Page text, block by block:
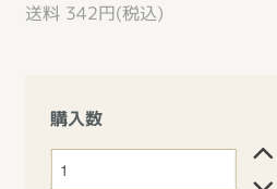
送料 342円(税込)
購入数